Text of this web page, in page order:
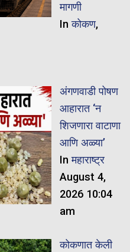
मागणी
Inकोकण,
अंगणवाडी पोषण
आहारात ‘न
शिजणारा वाटाणा
आणि अळ्या’
Inमहाराष्ट्र
August 4,
2026 10:04
am
कोकणात केली